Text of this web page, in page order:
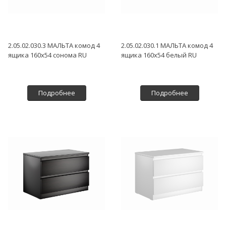
2.05.02.030.3 МАЛЬТА комод 4
ящика 160х54 сонома RU
Подробнее
2.05.02.030.1 МАЛЬТА комод 4
ящика 160х54 белый RU
Подробнее